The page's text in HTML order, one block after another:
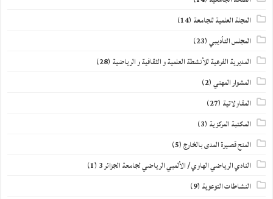
المجلة العلمية للجامعة (14)
المجلس التأديبي(23)
المديرية الفرعية للأنشطة العلمية و الثقافية و الرياضية (28)
المشوار المهني(2)
المقاولاتية (27)
المكتبة المركزية (3)
المنح قصيرة المدى بالخارج(5)
النادي الرياضي الهاوي / الألمبي الرياضي لجامعة الجزائر 3 (1)
النشاطات التوعوية (9)